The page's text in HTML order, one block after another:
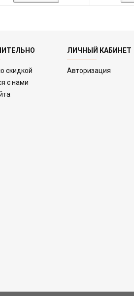
скидкой
с нами
ЛИЧНЫЙ КАБИНЕТ
Авторизация